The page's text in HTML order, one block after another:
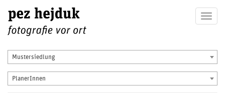
Mustersiedlung
PlanerInnen